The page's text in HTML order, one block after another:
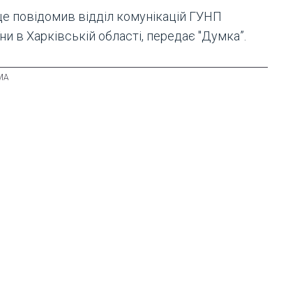
повідомив відділ комунікацій ГУНП
в Харківській області, передає "Думка”.